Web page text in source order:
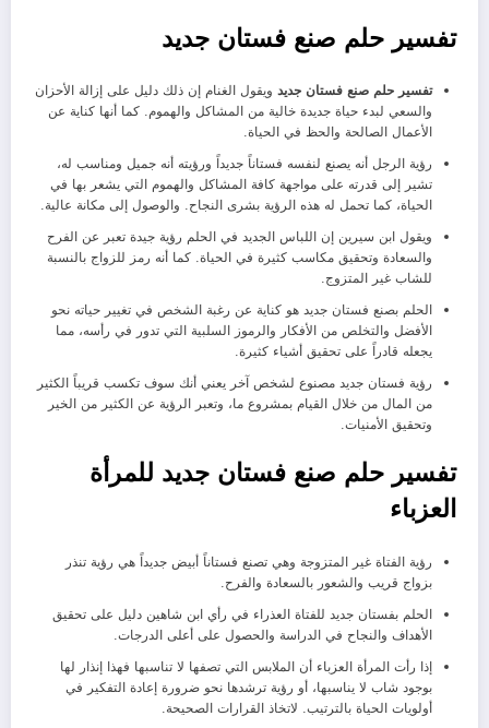
تفسير حلم صنع فستان جديد
تفسير حلم صنع فستان جديد ويقول الغنام إن ذلك دليل على إزالة الأحزان
والسعي لبدء حياة جديدة خالية من المشاكل والهموم. كما أنها كناية عن
الأعمال الصالحة والحظ في الحياة.
رؤية الرجل أنه يصنع لنفسه فستاناً جديداً ورؤيته أنه جميل ومناسب له،
تشير إلى قدرته على مواجهة كافة المشاكل والهموم التي يشعر بها في
الحياة، كما تحمل له هذه الرؤية بشرى النجاح. والوصول إلى مكانة عالية.
ويقول ابن سيرين إن اللباس الجديد في الحلم رؤية جيدة تعبر عن الفرح
والسعادة وتحقيق مكاسب كثيرة في الحياة. كما أنه رمز للزواج بالنسبة
للشاب غير المتزوج.
الحلم بصنع فستان جديد هو كناية عن رغبة الشخص في تغيير حياته نحو
الأفضل والتخلص من الأفكار والرموز السلبية التي تدور في رأسه، مما
يجعله قادراً على تحقيق أشياء كثيرة.
رؤية فستان جديد مصنوع لشخص آخر يعني أنك سوف تكسب قريباً الكثير
من المال من خلال القيام بمشروع ما، وتعبر الرؤية عن الكثير من الخير
وتحقيق الأمنيات.
تفسير حلم صنع فستان جديد للمرأة
العزباء
رؤية الفتاة غير المتزوجة وهي تصنع فستاناً أبيض جديداً هي رؤية تنذر
بزواج قريب والشعور بالسعادة والفرح.
الحلم بفستان جديد للفتاة العذراء في رأي ابن شاهين دليل على تحقيق
الأهداف والنجاح في الدراسة والحصول على أعلى الدرجات.
إذا رأت المرأة العزباء أن الملابس التي تصفها لا تناسبها فهذا إنذار لها
بوجود شاب لا يناسبها، أو رؤية ترشدها نحو ضرورة إعادة التفكير في
أولويات الحياة بالترتيب. لاتخاذ القرارات الصحيحة.